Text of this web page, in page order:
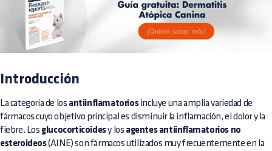
Introducción
La categoría de los antiinflamatoriosincluye una amplia variedad de
fármacos cuyo objetivo principal es disminuir la inflamación, el dolor y la
fiebre. Los glucocorticoidesy los agentes antiinflamatorios no
esteroideos(AINE) son fármacos utilizados muy frecuentemente en la